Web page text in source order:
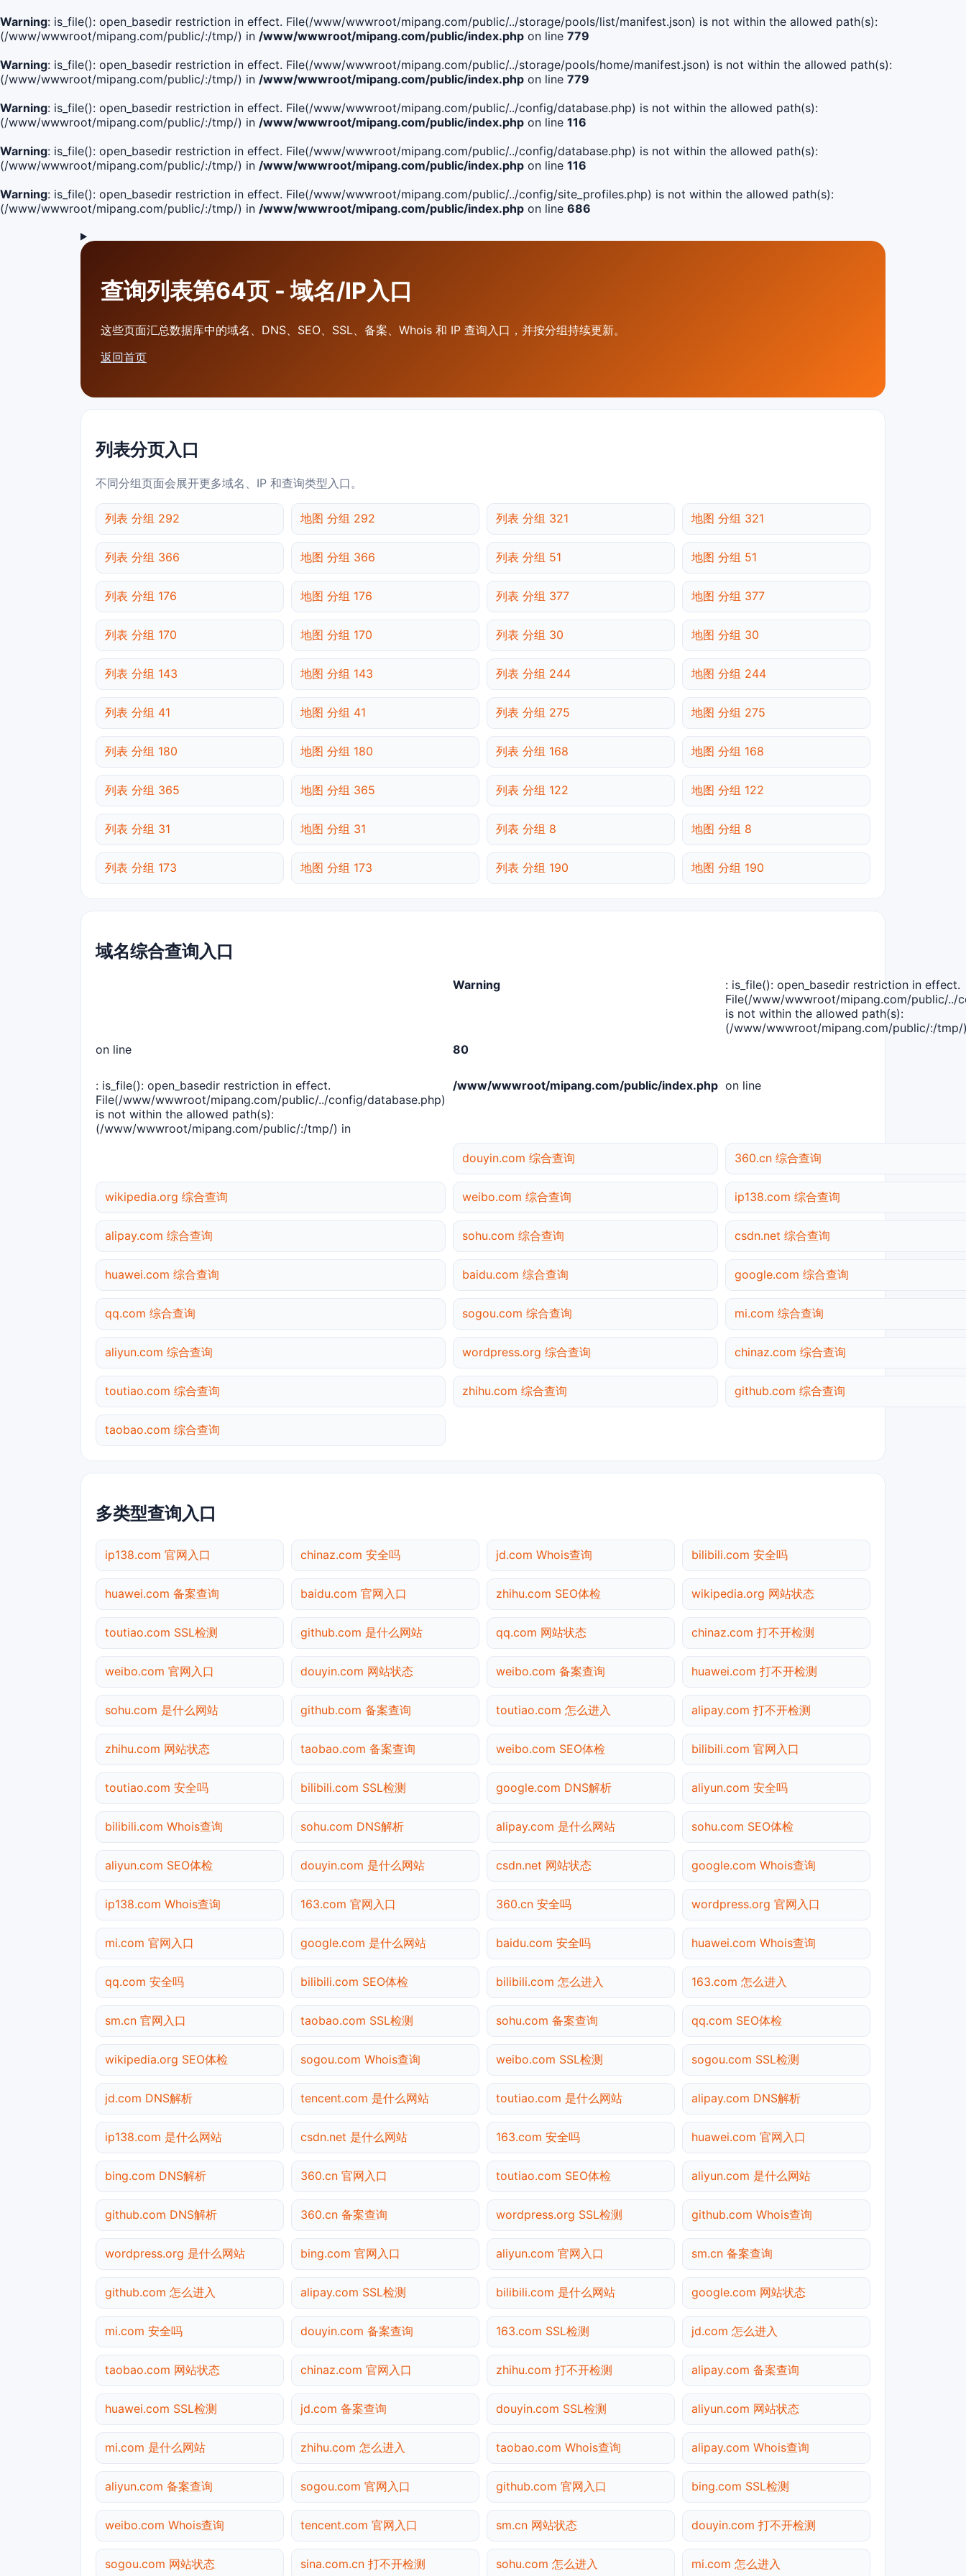
Warning: is_file(): open_basedir restriction in effect. File(/www/wwwroot/mipang.com/public/../storage/pools/list/manifest.json) is not within the allowed path(s):
(/www/wwwroot/mipang.com/public/:/tmp/) in /www/wwwroot/mipang.com/public/index.php on line 779
Warning: is_file(): open_basedir restriction in effect. File(/www/wwwroot/mipang.com/public/../storage/pools/home/manifest.json) is not within the allowed path(s):
(/www/wwwroot/mipang.com/public/:/tmp/) in /www/wwwroot/mipang.com/public/index.php on line 779
Warning: is_file(): open_basedir restriction in effect. File(/www/wwwroot/mipang.com/public/../config/database.php) is not within the allowed path(s):
(/www/wwwroot/mipang.com/public/:/tmp/) in /www/wwwroot/mipang.com/public/index.php on line 116
Warning: is_file(): open_basedir restriction in effect. File(/www/wwwroot/mipang.com/public/../config/database.php) is not within the allowed path(s):
(/www/wwwroot/mipang.com/public/:/tmp/) in /www/wwwroot/mipang.com/public/index.php on line 116
Warning: is_file(): open_basedir restriction in effect. File(/www/wwwroot/mipang.com/public/../config/site_profiles.php) is not within the allowed path(s):
(/www/wwwroot/mipang.com/public/:/tmp/) in /www/wwwroot/mipang.com/public/index.php on line 686
查询列表第64页 - 域名/IP入口
这些页面汇总数据库中的域名、DNS、SEO、SSL、备案、Whois 和 IP 查询入口，并按分组持续更新。
返回首页
列表分页入口
不同分组页面会展开更多域名、IP 和查询类型入口。
列表 分组 292 地图 分组 292 列表 分组 321 地图 分组 321
列表 分组 366 地图 分组 366 列表 分组 51 地图 分组 51
列表 分组 176 地图 分组 176 列表 分组 377 地图 分组 377
列表 分组 170 地图 分组 170 列表 分组 30 地图 分组 30
列表 分组 143 地图 分组 143 列表 分组 244 地图 分组 244
列表 分组 41 地图 分组 41 列表 分组 275 地图 分组 275
列表 分组 180 地图 分组 180 列表 分组 168 地图 分组 168
列表 分组 365 地图 分组 365 列表 分组 122 地图 分组 122
列表 分组 31 地图 分组 31 列表 分组 8 地图 分组 8
列表 分组 173 地图 分组 173 列表 分组 190 地图 分组 190
域名综合查询入口
Warning
: is_file(): open_basedir restriction in effect.
File(/www/wwwroot/mipang.com/public/../
is not within the allowed path(s):
(/www/wwwroot/mipang.com/public/:/tmp/
on line
80
: is_file(): open_basedir restriction in effect.
File(/www/wwwroot/mipang.com/public/../config/database.php)
is not within the allowed path(s):
(/www/wwwroot/mipang.com/public/:/tmp/) in
/www/wwwroot/mipang.com/public/index.php on line
douyin.com 综合查询 360.cn 综合查询
wikipedia.org 综合查询 weibo.com 综合查询 ip138.com 综合查询
alipay.com 综合查询 sohu.com 综合查询 csdn.net 综合查询
huawei.com 综合查询 baidu.com 综合查询 google.com 综合查询
qq.com 综合查询 sogou.com 综合查询 mi.com 综合查询
aliyun.com 综合查询 wordpress.org 综合查询 chinaz.com 综合查询
toutiao.com 综合查询 zhihu.com 综合查询 github.com 综合查询
taobao.com 综合查询
多类型查询入口
ip138.com 官网入口 chinaz.com 安全吗 jd.com Whois查询 bilibili.com 安全吗
huawei.com 备案查询 baidu.com 官网入口 zhihu.com SEO体检 wikipedia.org 网站状态
toutiao.com SSL检测 github.com 是什么网站 qq.com 网站状态 chinaz.com 打不开检测
weibo.com 官网入口 douyin.com 网站状态 weibo.com 备案查询 huawei.com 打不开检测
sohu.com 是什么网站 github.com 备案查询 toutiao.com 怎么进入 alipay.com 打不开检测
zhihu.com 网站状态 taobao.com 备案查询 weibo.com SEO体检 bilibili.com 官网入口
toutiao.com 安全吗 bilibili.com SSL检测 google.com DNS解析 aliyun.com 安全吗
bilibili.com Whois查询 sohu.com DNS解析 alipay.com 是什么网站 sohu.com SEO体检
aliyun.com SEO体检 douyin.com 是什么网站 csdn.net 网站状态 google.com Whois查询
ip138.com Whois查询 163.com 官网入口 360.cn 安全吗 wordpress.org 官网入口
mi.com 官网入口 google.com 是什么网站 baidu.com 安全吗 huawei.com Whois查询
qq.com 安全吗 bilibili.com SEO体检 bilibili.com 怎么进入 163.com 怎么进入
sm.cn 官网入口 taobao.com SSL检测 sohu.com 备案查询 qq.com SEO体检
wikipedia.org SEO体检 sogou.com Whois查询 weibo.com SSL检测 sogou.com SSL检测
jd.com DNS解析 tencent.com 是什么网站 toutiao.com 是什么网站 alipay.com DNS解析
ip138.com 是什么网站 csdn.net 是什么网站 163.com 安全吗 huawei.com 官网入口
bing.com DNS解析 360.cn 官网入口 toutiao.com SEO体检 aliyun.com 是什么网站
github.com DNS解析 360.cn 备案查询 wordpress.org SSL检测 github.com Whois查询
wordpress.org 是什么网站 bing.com 官网入口 aliyun.com 官网入口 sm.cn 备案查询
github.com 怎么进入 alipay.com SSL检测 bilibili.com 是什么网站 google.com 网站状态
mi.com 安全吗 douyin.com 备案查询 163.com SSL检测 jd.com 怎么进入
taobao.com 网站状态 chinaz.com 官网入口 zhihu.com 打不开检测 alipay.com 备案查询
huawei.com SSL检测 jd.com 备案查询 douyin.com SSL检测 aliyun.com 网站状态
mi.com 是什么网站 zhihu.com 怎么进入 taobao.com Whois查询 alipay.com Whois查询
aliyun.com 备案查询 sogou.com 官网入口 github.com 官网入口 bing.com SSL检测
weibo.com Whois查询 tencent.com 官网入口 sm.cn 网站状态 douyin.com 打不开检测
sogou.com 网站状态 sina.com.cn 打不开检测 sohu.com 怎么进入 mi.com 怎么进入